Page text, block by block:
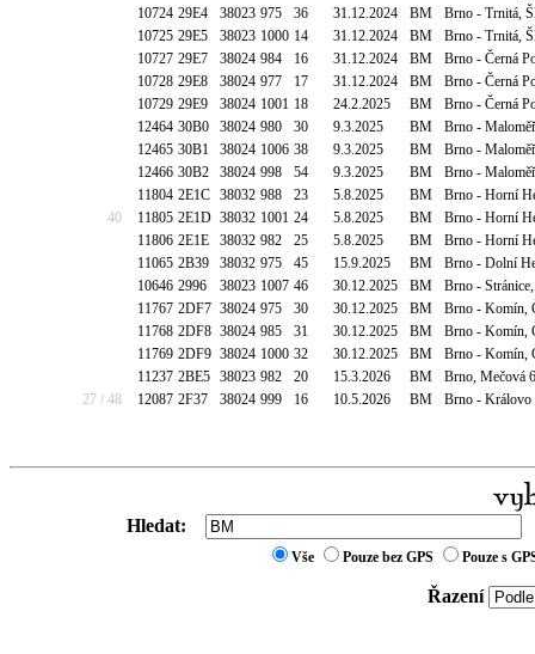
10724 29E4 38023 975 36 31.12.2024 BM
Brno - Trnitá,
10725 29E5 38023 1000 14 31.12.2024 BM
Brno - Trnitá,
10727 29E7 38024 984 16 31.12.2024 BM
Brno - Černá
10728 29E8 38024 977 17 31.12.2024 BM
Brno - Černá
10729 29E9 38024 1001 18 24.2.2025 BM
Brno - Černá
12464 30B0 38024 980 30 9.3.2025 BM
Brno -
12465 30B1 38024 1006 38 9.3.2025 BM
Brno -
12466 30B2 38024 998 54 9.3.2025 BM
Brno -
11804 2E1C 38032 988 23 5.8.2025 BM
Brno - Horní
40
11805 2E1D 38032 1001 24 5.8.2025 BM
Brno - Horní
11806 2E1E 38032 982 25 5.8.2025 BM
Brno - Horní
11065 2B39 38032 975 45 15.9.2025 BM
Brno - Dolní
10646 2996 38023 1007 46 30.12.2025 BM
Brno -
11767 2DF7 38024 975 30 30.12.2025 BM
Brno - Komín,
11768 2DF8 38024 985 31 30.12.2025 BM
Brno - Komín,
11769 2DF9 38024 1000 32 30.12.2025 BM
Brno - Komín,
11237 2BE5 38023 982 20 15.3.2026 BM
Brno, Mečová
27 / 48
12087 2F37 38024 999 16 10.5.2026 BM Brno - Královo
Hledat:
Vše Pouze bez GPS Pouze s
Řazení